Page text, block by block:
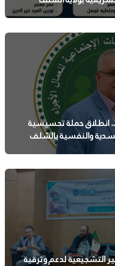
انطلاق حملة تحسيسية
والنفسية بالشلف
التشجيعية لدعم وترقية